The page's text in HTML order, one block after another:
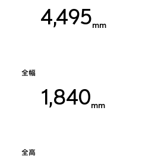
4,495mm
全幅
1,840mm
全高